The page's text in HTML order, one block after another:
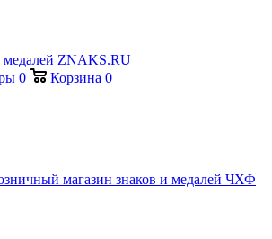
0 Корзина 0
магазин знаков и медалей ЧХФ